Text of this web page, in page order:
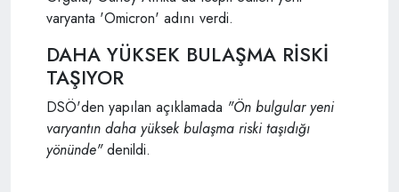
varyanta 'Omicron' adını verdi.
DAHA YÜKSEK BULAŞMA RİSKİ
TAŞIYOR
DSÖ'den yapılan açıklamada "Ön bulgular yeni
varyantın daha yüksek bulaşma riski taşıdığı
yönünde"denildi.